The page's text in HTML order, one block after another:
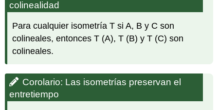
manera
Teorema:
La
similitud
colinealidad
Corolario:
La
colinealidad
Para cualquier isometría T si A, B y C son
colineales, entonces T (A), T (B) y T (C) son
colineales.
Corolario: Las isometrías preservan el
entretiempo